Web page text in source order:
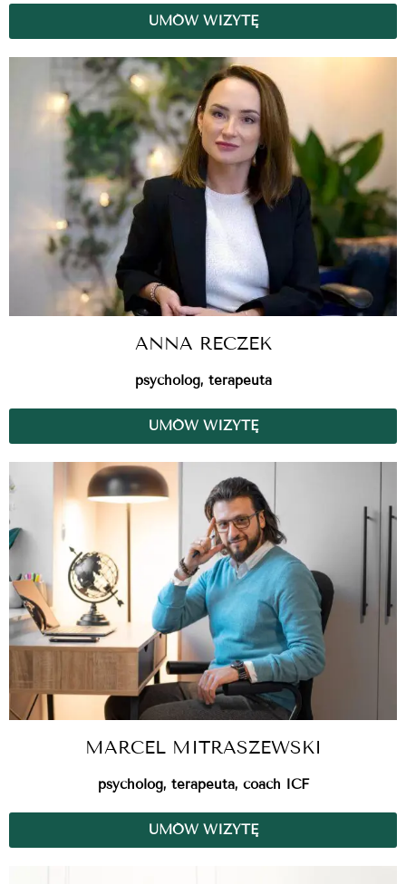
UMÓW WIZYTĘ
ANNA RECZEK
psycholog, terapeuta
UMÓW WIZYTĘ
MARCEL MITRASZEWSKI
psycholog, terapeuta, coach ICF
UMÓW WIZYTĘ